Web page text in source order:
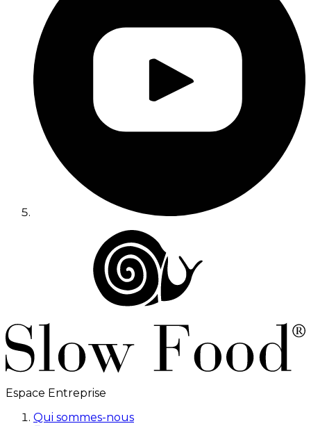
Espace Entreprise
Qui sommes-nous